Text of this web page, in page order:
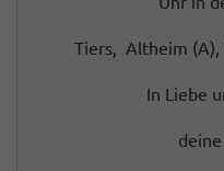
Tiers, Altheim (A),
In Liebe